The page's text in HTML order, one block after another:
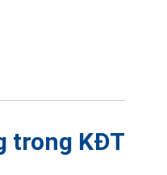
trong KĐT